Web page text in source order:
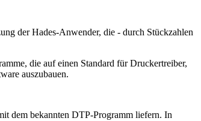
der Hades-Anwender, die - durch Stückzahlen
die auf einen Standard für Druckertreiber,
auszubauen.
dem bekannten DTP-Programm liefern. In